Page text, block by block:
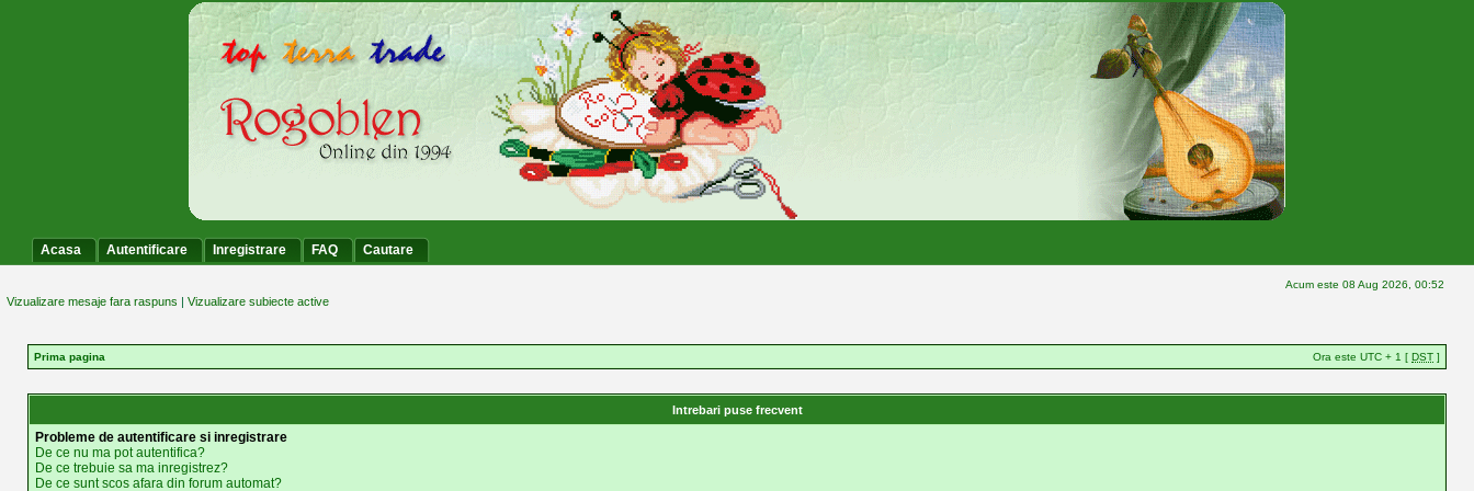
Acasa Autentificare Inregistrare FAQ Cautare
Acum este 08 Aug 2026, 00:52
Vizualizare mesaje fara raspuns | Vizualizare subiecte active
Prima pagina Ora este UTC + 1 [ DST ]
Intrebari puse frecvent
Probleme de autentificare si inregistrare
De ce nu ma pot autentifica?
De ce trebuie sa ma inregistrez?
De ce sunt scos afara din forum automat?